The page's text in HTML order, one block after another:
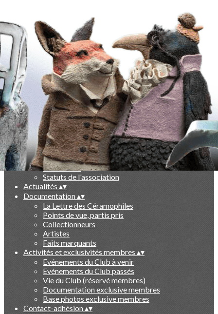
Exporter toutes les colonnes
Exporter uniquement les colonnes affichées
Menu
Ajoutez un logo, un bouton, des réseaux sociaux
Cliquez pour éditer
-
Qui sommes nous ?▴▾
Présentation
Le livre des 10 ans
Partenaires
Statuts de l'association
Actualités ▴▾
Documentation▴▾
La Lettre des Céramophiles
Points de vue, partis pris
Collectionneurs
Artistes
Faits marquants
Activités et exclusivités membres ▴▾
Evénements du Club à venir
Evénements du Club passés
Vie du Club (réservé membres)
Documentation exclusive membres
Base photos exclusive membres
Contact-adhésion▴▾